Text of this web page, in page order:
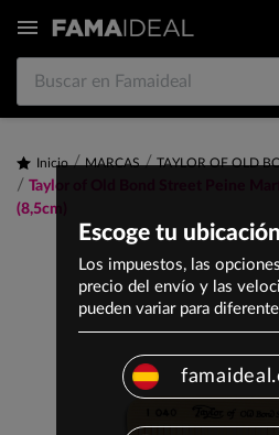

Inicio MARCAS TAYLOR OF OLD
Taylor of Old Bond Street Peine
(8,5cm)
Escoge tu ubicación
Los impuestos, las
precio del envío y las
pueden variar para